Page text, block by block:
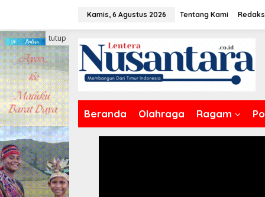
konten
Kamis, 6 Agustus 2026 Tentang Kami
Beranda Olahraga Ragam
tutup